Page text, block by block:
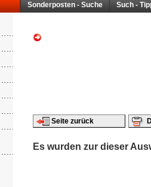
Sonderposten - Suche Such -
Seite zurück
Es wurden zur dieser